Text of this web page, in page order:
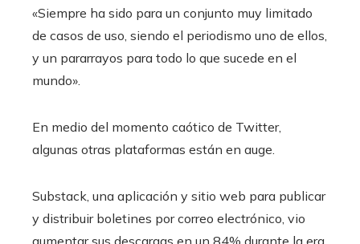
«Siempre ha sido para un conjunto muy limitado
de casos de uso, siendo el periodismo uno de ellos,
y un pararrayos para todo lo que sucede en el
mundo».
En medio del momento caótico de Twitter,
algunas otras plataformas están en auge.
Substack, una aplicación y sitio web para publicar
y distribuir boletines por correo electrónico, vio